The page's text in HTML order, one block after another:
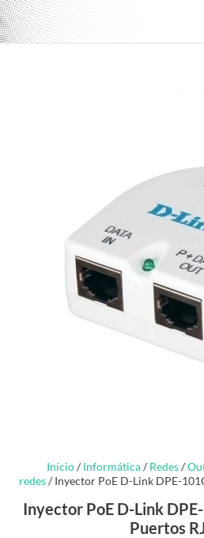
Início/ Informática/ Redes/
redes/ Inyector PoE D-Link DPE-
Inyector PoE D-Link
Puertos